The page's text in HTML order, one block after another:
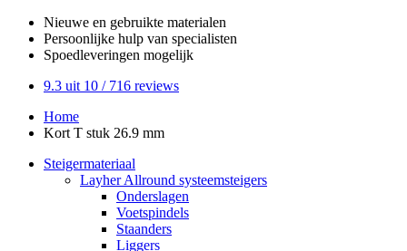
Nieuwe en gebruikte materialen
Persoonlijke hulp van specialisten
Spoedleveringen mogelijk
9.3 uit 10 / 716 reviews
Home
Kort T stuk 26.9 mm
Steigermateriaal
Layher Allround systeemsteigers
Onderslagen
Voetspindels
Staanders
Liggers